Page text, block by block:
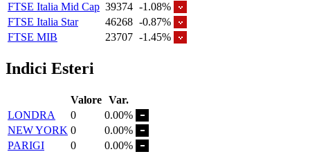
FTSE Italia Mid Cap 39374 -1.08%
FTSE Italia Star
46268 -0.87%
FTSE MIB
23707 -1.45%
Indici Esteri
Valore Var.
LONDRA
0
0.00%
NEW YORK 0
0.00%
PARIGI
0
0.00%